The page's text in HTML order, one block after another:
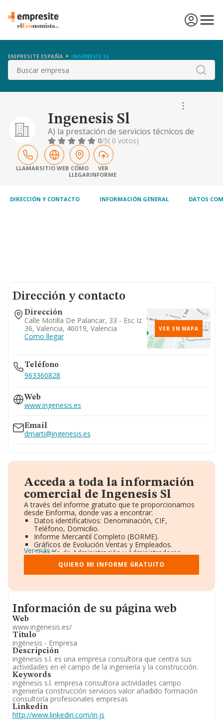
EMPRESITE ESPAÑA INGENESIS SL
Buscar
Ingenesis Sl
A) la prestación de servicios técnicos de
ingeniería en el campo de la gestión de la
construcción, calidad, medio ambiente,
seguridad y prevención deriesgos. b) la
participación en la promoción, dirección y
gestión urbanística inmobiliaria y
asistencia, asesor.
0/5( 0 votos)
LLAMARSITIO WEB CÓMO
LLEGAR
VER
INFORME
DIRECCIÓN Y CONTACTO INFORMACIÓN GENERAL DATOS
Dirección y contacto
Dirección
Calle Motilla De Palancar, 33 - Esc Iz
36, Valencia, 46019, Valencia
Como llegar
VER EN MAPA
Teléfono
963360828
Web
www.ingenesis.es
Email
dmarti@ingenesis.es
Acceda a toda la información
comercial de Ingenesis Sl
A través del informe gratuito que te proporcionamos
desde Einforma, donde vas a encontrar:
Datos identificativos: Denominación, CIF,
Teléfono, Domicilio.
Informe Mercantil Completo (BORME).
Gráficos de Evolución Ventas y Empleados.
Consejo de Administración y Administradores.
Directivos y Ejecutivos.
Accionistas.
Participaciones y Vinculaciones en otras empresas.
Información oficial y registral complementaria.
Ver más
QUIERO MI INFORME GRATUITO
Informacion de su página web
Información de su página web
Web
www.ingenesis.es/
Titulo
ingénesis - Empresa
Descripción
ingénesis s.l. es una empresa consultora que centra sus
actividades en el campo de la ingeniería y la construcción.
Keywords
ingénesis s.l. empresa consultora actividades campo
ingeniería construcción servicios valor añadido formación
consultoría profesionales empresas
Linkedin
http://www.linkedin.com/in.js